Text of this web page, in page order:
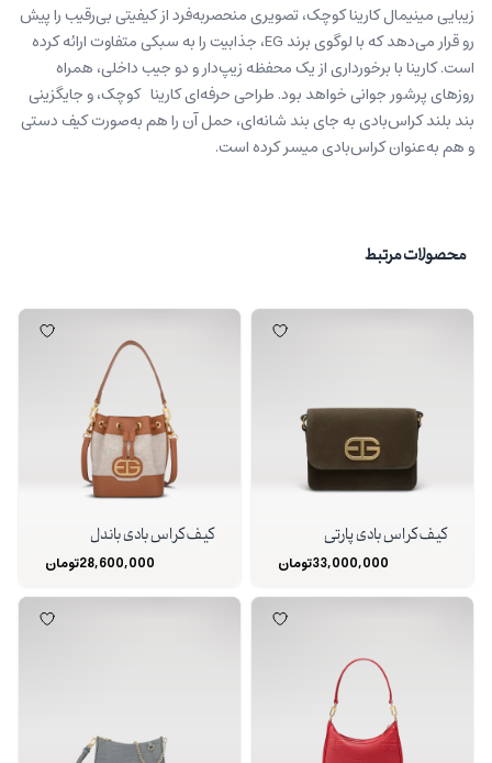
زیبایی مینیمال کارینا کوچک، تصویری منحصربه‌فرد از کیفیتی بی‌رقیب را پیش
‌رو قرار می‌دهد که با لوگوی برند EG، جذابیت را به سبکی متفاوت ارائه کرده
است. کارینا با برخورداری از یک محفظه زیپ‌دار و دو جیب داخلی، همراه
روزهای پرشور جوانی خواهد بود. طراحی حرفه‌ای کارینا کوچک، و جایگزینی
بند بلند کراس‌بادی به جای بند شانه‌ای، حمل آن را هم به‌صورت کیف دستی
و هم به‌عنوان کراس‌بادی میسر کرده است.
محصولات مرتبط
کیف کراس بادی پارتی
33,000,000تومان
کیف کراس بادی باندل
28,600,000تومان